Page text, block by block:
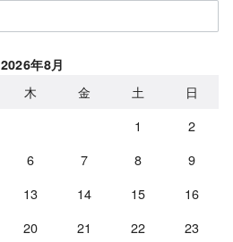
2026年8月
木 金 土
日
1
2
6 7 8
9
13 14 15
16
20 21 22
23